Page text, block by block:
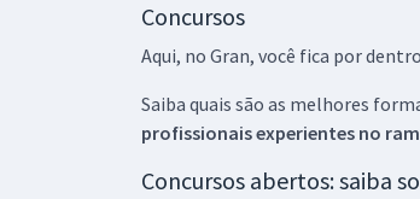
Concursos
Aqui, no Gran, você fica por
Saiba quais são as melhores
profissionais experientes no
Concursos abertos: saiba